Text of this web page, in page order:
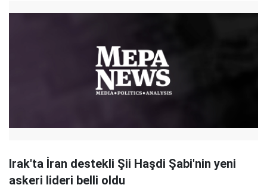
Irak'ta İran destekli Şii Haşdi Şabi'nin yeni
askeri lideri belli oldu